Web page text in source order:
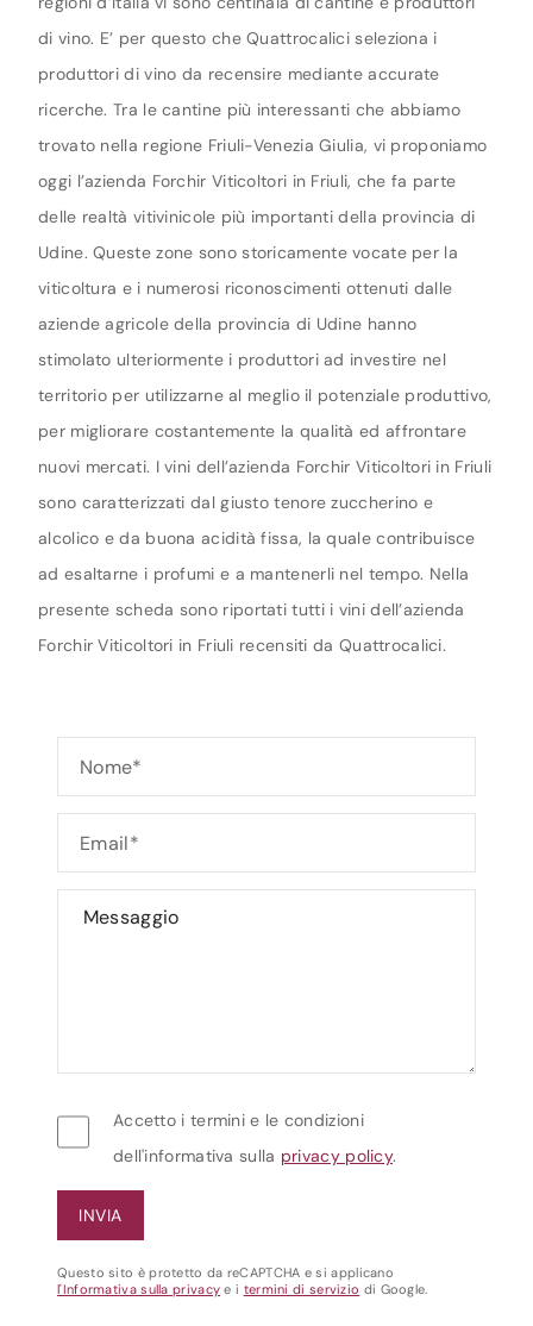
di vino. E’ per questo che Quattrocalici seleziona i
produttori di vino da recensire mediante accurate
ricerche. Tra le cantine più interessanti che abbiamo
trovato nella regione Friuli-Venezia Giulia, vi proponiamo
oggi l’azienda Forchir Viticoltori in Friuli, che fa parte
delle realtà vitivinicole più importanti della provincia di
Udine. Queste zone sono storicamente vocate per la
viticoltura e i numerosi riconoscimenti ottenuti dalle
aziende agricole della provincia di Udine hanno
stimolato ulteriormente i produttori ad investire nel
territorio per utilizzarne al meglio il potenziale produttivo,
per migliorare costantemente la qualità ed affrontare
nuovi mercati. I vini dell’azienda Forchir Viticoltori in Friuli
sono caratterizzati dal giusto tenore zuccherino e
alcolico e da buona acidità fissa, la quale contribuisce
ad esaltarne i profumi e a mantenerli nel tempo. Nella
presente scheda sono riportati tutti i vini dell’azienda
Forchir Viticoltori in Friuli recensiti da Quattrocalici.
Accetto i termini e le condizioni
dell'informativa sulla privacy policy.
Questo sito è protetto da reCAPTCHA e si applicano
l'Informativa sulla privacy e i termini di servizio di Google.